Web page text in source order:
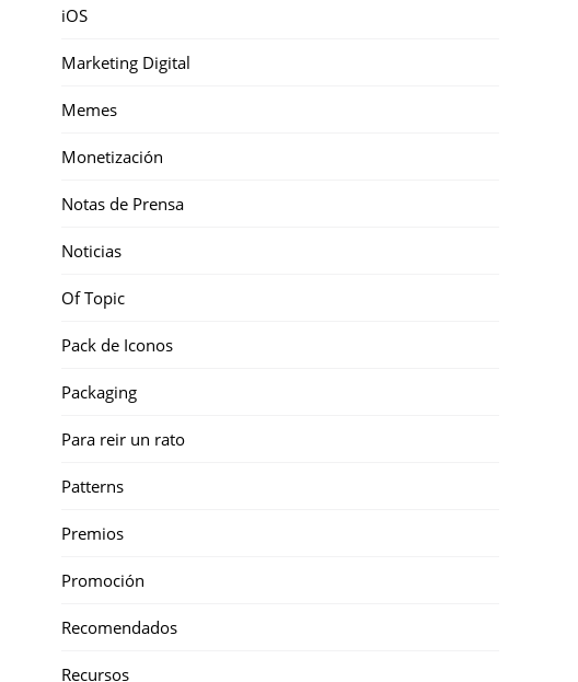
iOS
Marketing Digital
Memes
Monetización
Notas de Prensa
Noticias
Of Topic
Pack de Iconos
Packaging
Para reir un rato
Patterns
Premios
Promoción
Recomendados
Recursos